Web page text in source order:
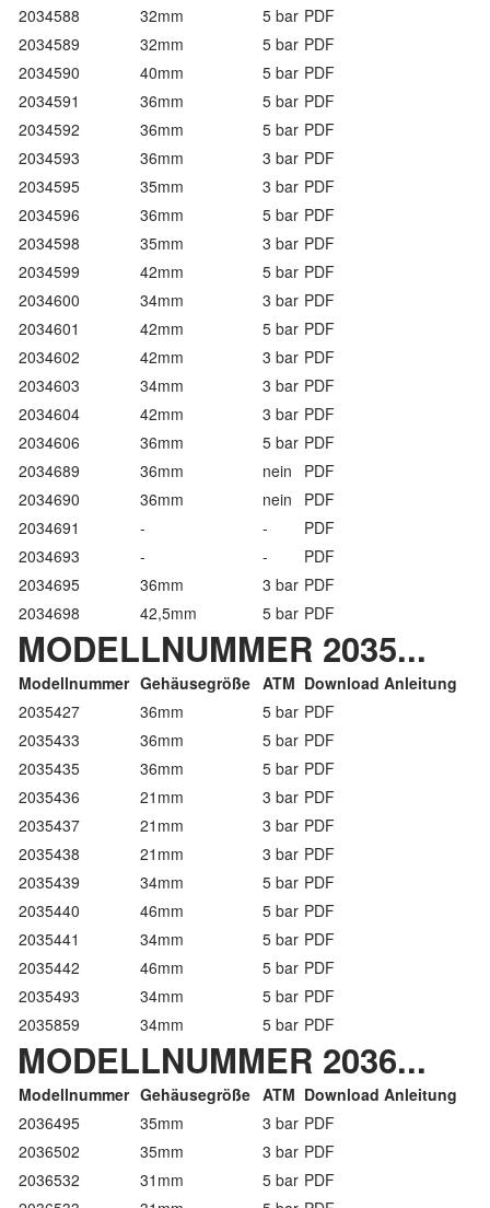
2034588
32mm 5 bar PDF
2034589
32mm 5 bar PDF
2034590
40mm 5 bar PDF
2034591
36mm 5 bar PDF
2034592
36mm 5 bar PDF
2034593
36mm 3 bar PDF
2034595
35mm 3 bar PDF
2034596
36mm 5 bar PDF
2034598
35mm 3 bar PDF
2034599
42mm 5 bar PDF
2034600
34mm 3 bar PDF
2034601
42mm 5 bar PDF
2034602
42mm 3 bar PDF
2034603
34mm 3 bar PDF
2034604
42mm 3 bar PDF
2034606
36mm 5 bar PDF
2034689
36mm nein
PDF
2034690
36mm nein
PDF
2034691
- -
PDF
2034693
- -
PDF
2034695
36mm 3 bar PDF
2034698
42,5mm 5 bar PDF
MODELLNUMMER 2035...
Modellnummer Gehäusegröße ATM Download Anleitung
2035427
36mm 5 bar PDF
2035433
36mm 5 bar PDF
2035435
36mm 5 bar PDF
2035436
21mm 3 bar PDF
2035437
21mm 3 bar PDF
2035438
21mm 3 bar PDF
2035439
34mm 5 bar PDF
2035440
46mm 5 bar PDF
2035441
34mm 5 bar PDF
2035442
46mm 5 bar PDF
2035493
34mm 5 bar PDF
2035859
34mm 5 bar PDF
MODELLNUMMER 2036...
Modellnummer Gehäusegröße ATM Download Anleitung
2036495
35mm 3 bar PDF
2036502
35mm 3 bar PDF
2036532
31mm 5 bar PDF